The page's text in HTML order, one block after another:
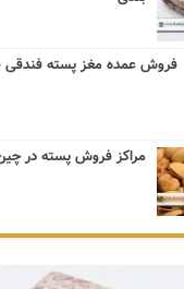
فروش عمده مغز پسته فندقی
مراکز فروش پسته در